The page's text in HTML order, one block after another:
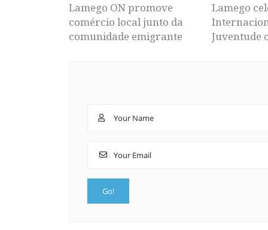
Lamego ON promove
comércio local junto da
comunidade emigrante
Lamego
Juventude